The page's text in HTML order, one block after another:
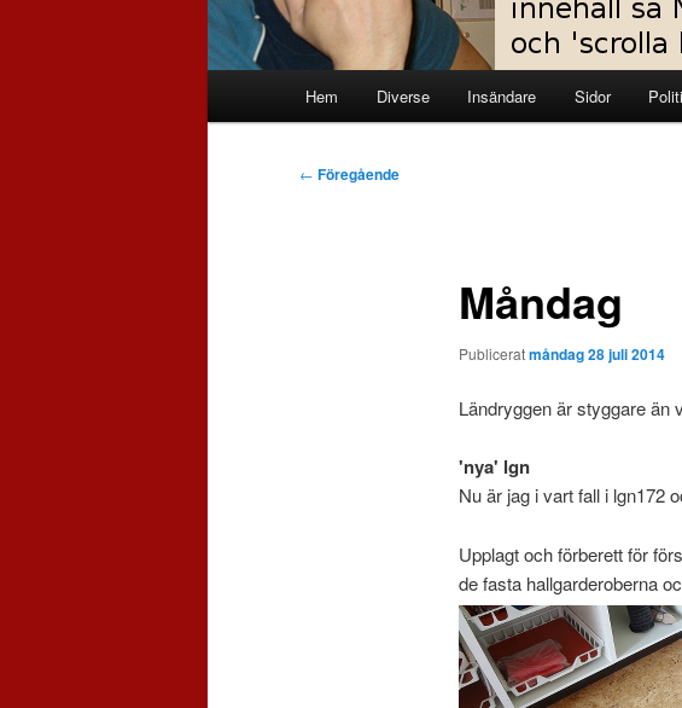
Hem Diverse Insändare Sidor
Inläggsnavigering
← Föregående
Måndag
Publiceratmåndag 28 juli 2014
Ländryggen är styggare än
'nya' lgn
Nu är jag i vart fall i lgn172
Upplagt och förberett för
de fasta hallgarderoberna